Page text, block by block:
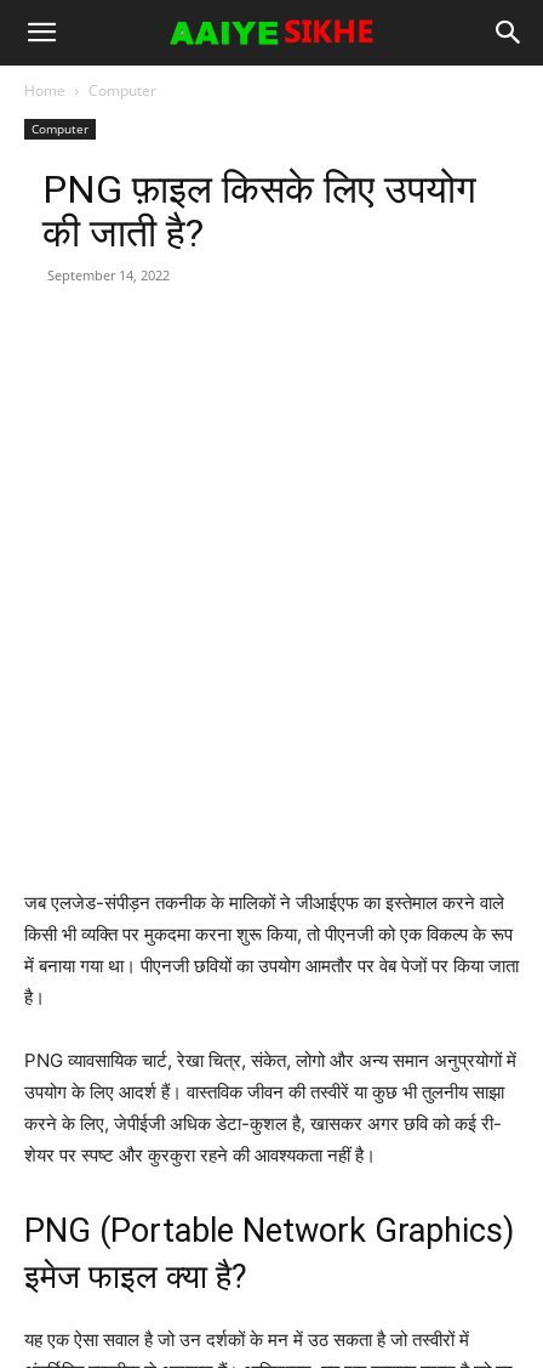
Home Computer
Computer
PNG फ़ाइल किसके लिए उपयोग
की जाती है?
September 14, 2022
जब एलजेड-संपीड़न तकनीक के मालिकों ने जीआईएफ का इस्तेमाल करने वाले
किसी भी व्यक्ति पर मुकदमा करना शुरू किया, तो पीएनजी को एक विकल्प के रूप
में बनाया गया था। पीएनजी छवियों का उपयोग आमतौर पर वेब पेजों पर किया जाता
है।
PNG व्यावसायिक चार्ट, रेखा चित्र, संकेत, लोगो और अन्य समान अनुप्रयोगों में
उपयोग के लिए आदर्श हैं। वास्तविक जीवन की तस्वीरें या कुछ भी तुलनीय साझा
करने के लिए, जेपीईजी अधिक डेटा-कुशल है, खासकर अगर छवि को कई री-
शेयर पर स्पष्ट और कुरकुरा रहने की आवश्यकता नहीं है।
PNG (Portable Network Graphics)
इमेज फाइल क्या है?
यह एक ऐसा सवाल है जो उन दर्शकों के मन में उठ सकता है जो तस्वीरों में